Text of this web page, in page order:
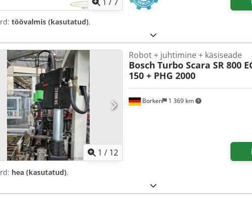
töövalmis (kasutatud),
1 / 12
Borken 1 369 km
Robot + juhtimine + käsiseade
Bosch Turbo Scara SR 800
150 + PHG 2000
hea (kasutatud),